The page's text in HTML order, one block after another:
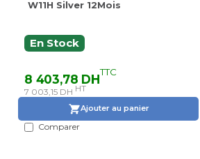
W11H Silver 12Mois
En Stock
8 403,78 DHTTC
7 003,15 DH HT
Ajouter au panier
Comparer